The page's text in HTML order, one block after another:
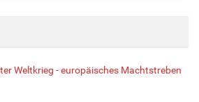
Weltkrieg - europäisches Machtstreben